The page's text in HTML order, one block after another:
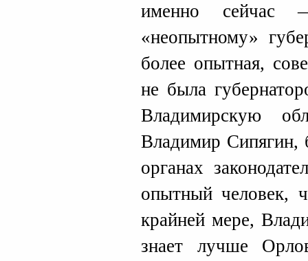
именно сейчас
«неопытному»
более опытная,
не была
Владимирскую
Владимир Сипягин,
органах
опытный человек,
крайней мере,
знает лучше